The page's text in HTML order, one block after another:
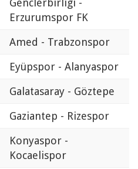
Genclerbirligi -
Erzurumspor FK
Amed - Trabzonspor
Eyüpspor - Alanyaspor
Galatasaray - Göztepe
Gaziantep - Rizespor
Konyaspor -
Kocaelispor